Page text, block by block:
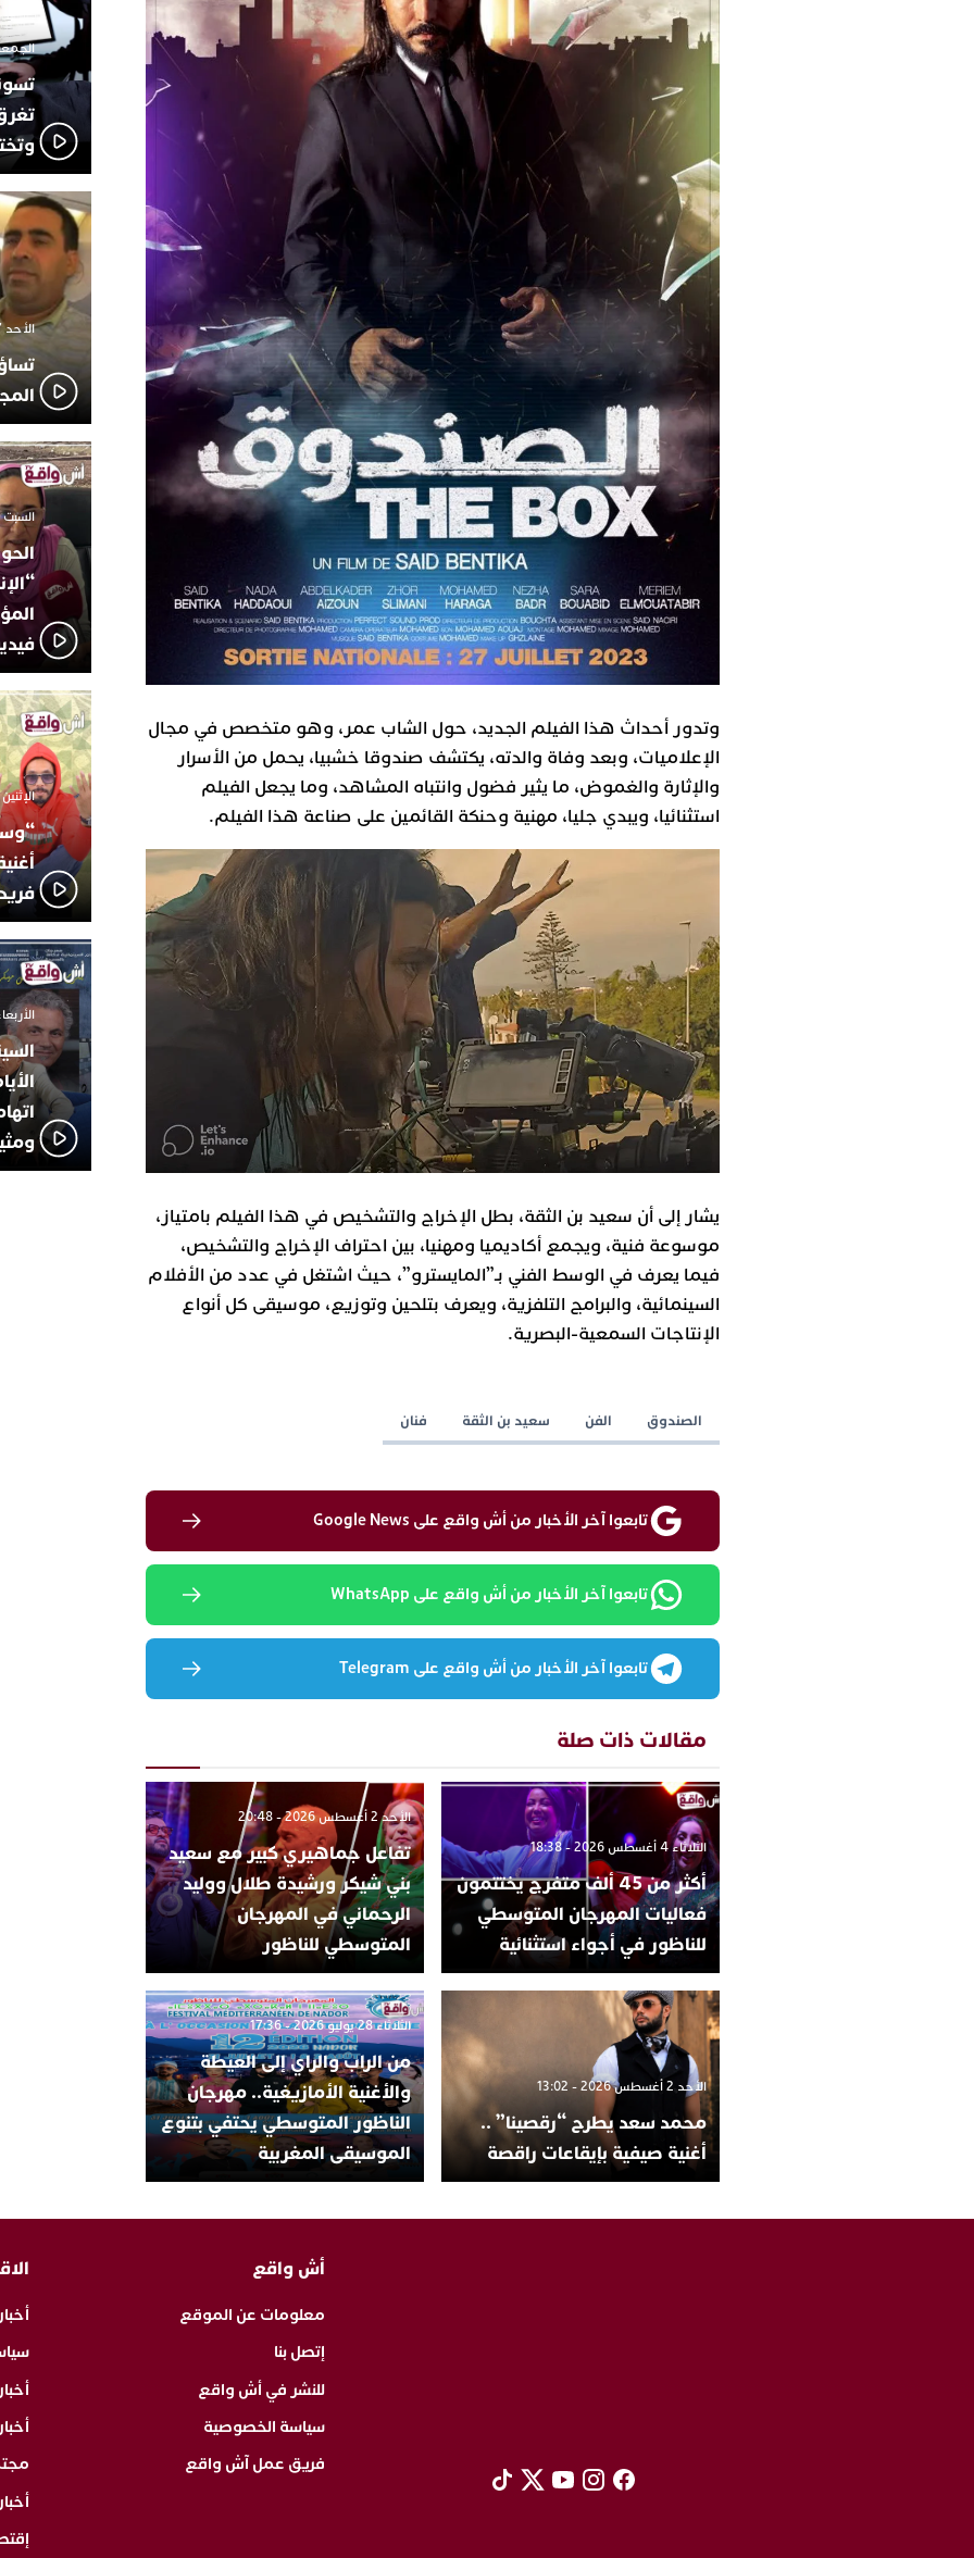
وتدور أحداث هذا الفيلم الجديد، حول الشاب عمر، وهو متخصص في مجال
الإعلاميات، وبعد وفاة والدته، يكتشف صندوقا خشبيا، يحمل من الأسرار
والإثارة والغموض، ما يثير فضول وانتباه المشاهد، وما يجعل الفيلم
استثنائيا، ويبدي جليا، مهنية وحنكة القائمين على صناعة هذا الفيلم.
يشار إلى أن سعيد بن الثقة، بطل الإخراج والتشخيص في هذا الفيلم بامتياز،
موسوعة فنية، ويجمع أكاديميا ومهنيا، بين احتراف الإخراج والتشخيص،
فيما يعرف في الوسط الفني بـ”المايسترو”، حيث اشتغل في عدد من الأفلام
السينمائية، والبرامج التلفزية، ويعرف بتلحين وتوزيع، موسيقى كل أنواع
الإنتاجات السمعية-البصرية.
الصندوق الفن سعيد بن الثقة فنان
تابعوا آخر الأخبار من أش واقع على Google News
تابعوا آخر الأخبار من أش واقع على WhatsApp
تابعوا آخر الأخبار من أش واقع على Telegram
مقالات ذات صلة
الثلاثاء 4 أغسطس 2026 - 18:38
أكثر من 45 ألف متفرج يختتمون
فعاليات المهرجان المتوسطي
للناظور في أجواء استثنائية
الأحد 2 أغسطس 2026 - 20:48
تفاعل جماهيري كبير مع سعيد
بني شيكر ورشيدة طلال ووليد
الرحماني في المهرجان
المتوسطي للناظور
الأحد 2 أغسطس 2026 - 13:02
محمد سعد يطرح “رقصينا” ..
أغنية صيفية بإيقاعات راقصة
الثلاثاء 28 يوليو 2026 - 17:36
من الراب والراي إلى العيطة
والأغنية الأمازيغية.. مهرجان
الناظور المتوسطي يحتفي بتنوع
الموسيقى المغربية
بمركز
الجمعة 26 ديسمبر
الأحد 7 ديسمبر 2025 - 21:42
السبت 18 أكتوبر 2025 - 14:35
الإثنين 6 أكتوبر 2025 - 17:31
فريد
الأربعاء 24 سبتمبر 2025 -
أش واقع
معلومات عن الموقع
إتصل بنا
للنشر في أش واقع
سياسة الخصوصية
فريق عمل آش واقع